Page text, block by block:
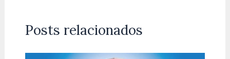
Posts relacionados